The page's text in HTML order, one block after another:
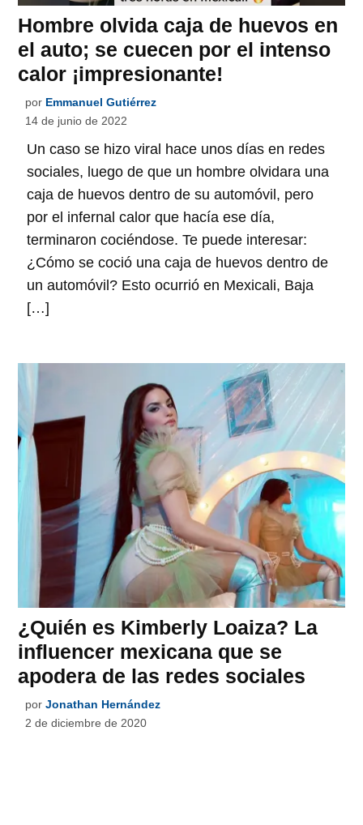
Hombre olvida caja de huevos en
el auto; se cuecen por el intenso
calor ¡impresionante!
por Emmanuel Gutiérrez
14 de junio de 2022
Un caso se hizo viral hace unos días en redes
sociales, luego de que un hombre olvidara una
caja de huevos dentro de su automóvil, pero
por el infernal calor que hacía ese día,
terminaron cociéndose. Te puede interesar:
¿Cómo se coció una caja de huevos dentro de
un automóvil? Esto ocurrió en Mexicali, Baja
[…]
¿Quién es Kimberly Loaiza? La
influencer mexicana que se
apodera de las redes sociales
por Jonathan Hernández
2 de diciembre de 2020